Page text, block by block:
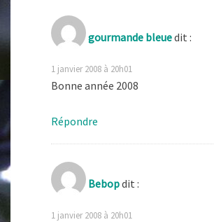
gourmande bleuedit :
1 janvier 2008 à 20h01
Bonne année 2008
Répondre
Bebopdit :
1 janvier 2008 à 20h01